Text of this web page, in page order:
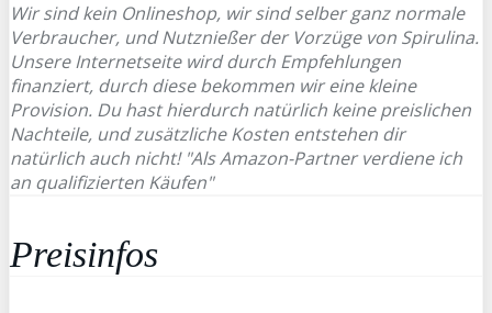
Wir sind kein Onlineshop, wir sind selber ganz normale
Verbraucher, und Nutznießer der Vorzüge von Spirulina.
Unsere Internetseite wird durch Empfehlungen
finanziert, durch diese bekommen wir eine kleine
Provision. Du hast hierdurch natürlich keine preislichen
Nachteile, und zusätzliche Kosten entstehen dir
natürlich auch nicht! "Als Amazon-Partner verdiene ich
an qualifizierten Käufen"
Preisinfos